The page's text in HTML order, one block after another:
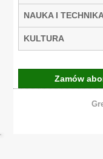
NAUKA I
KULTURA
Zamów